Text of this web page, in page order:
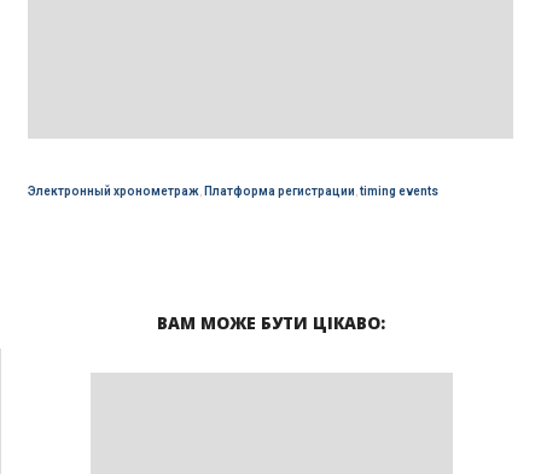
Электронный хронометраж, Платформа регистрации timing events
ВАМ МОЖЕ БУТИ ЦІКАВО: